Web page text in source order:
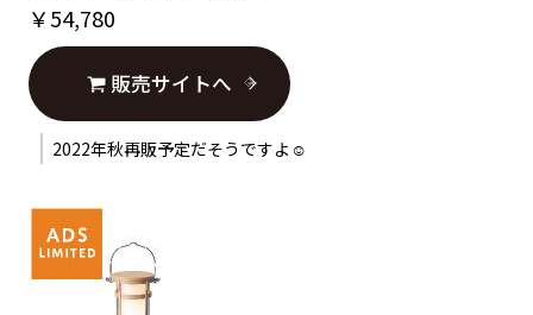
￥54,780
販売サイトへ
2022年秋再販予定だそうですよ☺︎